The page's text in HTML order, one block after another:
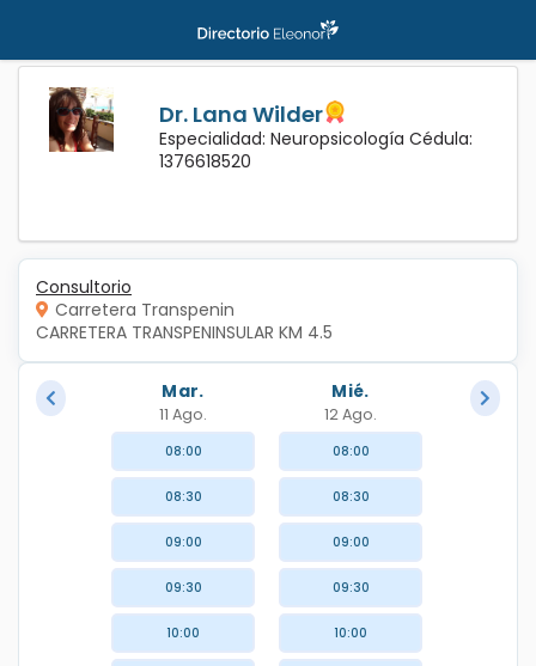
Dr. Lana Wilder
Especialidad: Neuropsicología Cédula:
1376618520
Consultorio
Carretera Transpenin
CARRETERA TRANSPENINSULAR KM 4.5
Mar.
11 Ago.
Mié.
12 Ago.
08:00
08:30
09:00
09:30
10:00
08:00
08:30
09:00
09:30
10:00